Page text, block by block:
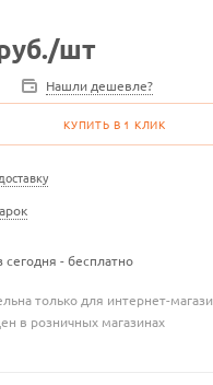
/шт
Нашли дешевле?
КУПИТЬ В 1 КЛИК
- бесплатно
только для интернет-
в розничных магазинах